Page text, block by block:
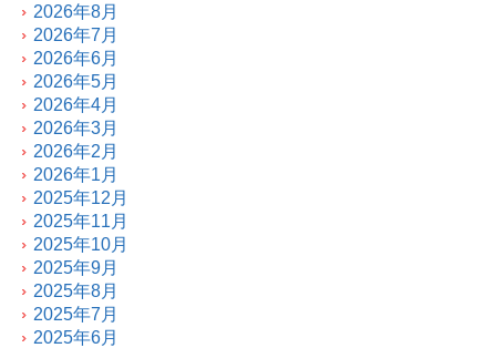
2026年8月
2026年7月
2026年6月
2026年5月
2026年4月
2026年3月
2026年2月
2026年1月
2025年12月
2025年11月
2025年10月
2025年9月
2025年8月
2025年7月
2025年6月